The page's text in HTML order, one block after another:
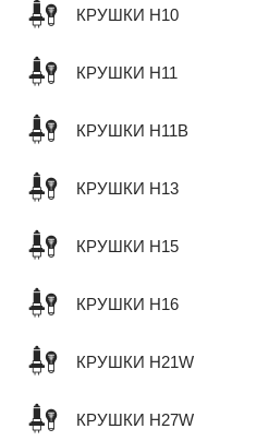
КРУШКИ H10
КРУШКИ H11
КРУШКИ H11B
КРУШКИ H13
КРУШКИ H15
КРУШКИ H16
КРУШКИ H21W
КРУШКИ H27W